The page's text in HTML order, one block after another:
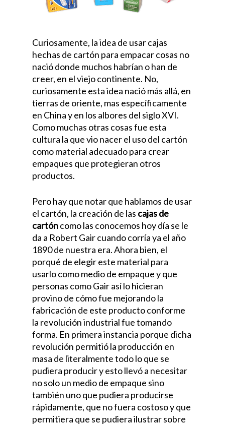
Curiosamente, la idea de usar cajas
hechas de cartón para empacar cosas no
nació donde muchos habrían o han de
creer, en el viejo continente. No,
curiosamente esta idea nació más allá, en
tierras de oriente, mas específicamente
en China y en los albores del siglo XVI.
Como muchas otras cosas fue esta
cultura la que vio nacer el uso del cartón
como material adecuado para crear
empaques que protegieran otros
productos.
Pero hay que notar que hablamos de usar
el cartón, la creación de las cajas de
cartóncomo las conocemos hoy día se le
da a Robert Gair cuando corría ya el año
1890 de nuestra era. Ahora bien, el
porqué de elegir este material para
usarlo como medio de empaque y que
personas como Gair así lo hicieran
provino de cómo fue mejorando la
fabricación de este producto conforme
la revolución industrial fue tomando
forma. En primera instancia porque dicha
revolución permitió la producción en
masa de literalmente todo lo que se
pudiera producir y esto llevó a necesitar
no solo un medio de empaque sino
también uno que pudiera producirse
rápidamente, que no fuera costoso y que
permitiera que se pudiera ilustrar sobre